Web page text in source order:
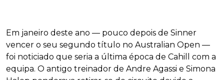
Em janeiro deste ano — pouco depois de Sinner
vencer o seu segundo título no Australian Open —
foi noticiado que seria a última época de Cahill com a
equipa. O antigo treinador de Andre Agassi e Simona